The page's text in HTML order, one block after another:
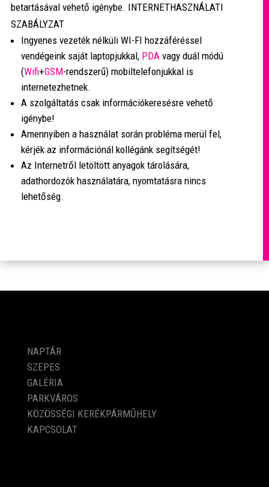
betartásával vehető igénybe. INTERNETHASZNÁLATI
SZABÁLYZAT
Ingyenes vezeték nélküli WI-FI hozzáféréssel
vendégeink saját laptopjukkal, PDA vagy duál módú
(Wifi+GSM-rendszerű) mobiltelefonjukkal is
internetezhetnek.
A szolgáltatás csak információkeresésre vehető
igénybe!
Amennyiben a használat során probléma merül fel,
kérjék az információnál kollégánk segítségét!
Az Internetről letöltött anyagok tárolására,
adathordozók használatára, nyomtatásra nincs
lehetőség.
NAPTÁR
SZEPES
GALÉRIA
PARKVÁROS
KÖZÖSSÉGI KERÉKPÁRMŰHELY
KAPCSOLAT